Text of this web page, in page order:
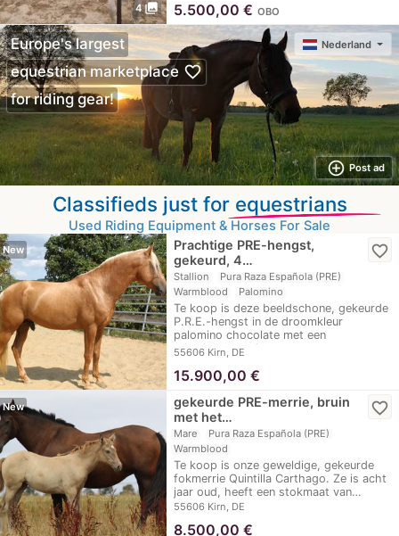
4 photo_library 5.500,00 € OBO
Nederland
Europe's largest
equestrian marketplace favorite_border
for riding gear!
add_circle_outline Post ad
Classifieds just for equestrians
Used Riding Equipment & Horses For Sale
New
Prachtige PRE-hengst,
gekeurd, 4…
Stallion
Pura Raza Española (PRE)
Warmblood
Palomino
Te koop is deze beeldschone, gekeurde
P.R.E.-hengst in de droomkleur
palomino chocolate met een
adembenemende,…
55606 Kirn, DE
favorite_border
15.900,00 €
New
gekeurde PRE-merrie, bruin
met het…
Mare
Pura Raza Española (PRE)
Warmblood
Te koop is onze geweldige, gekeurde
fokmerrie Quintilla Carthago. Ze is acht
jaar oud, heeft een stokmaat van…
55606 Kirn, DE
favorite_border
8.500,00 €